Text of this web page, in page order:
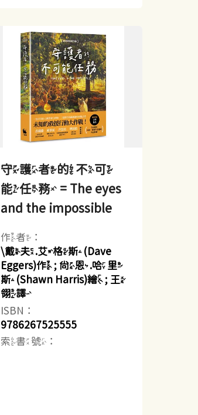
守護者的不可
能任務 = The eyes
and the impossible
作者：
\戴夫.艾格斯(Dave
Eggers)作 ; 尚恩.哈里
斯(Shawn Harris)繪 ; 王
翎譯
ISBN：
9786267525555
索書號：